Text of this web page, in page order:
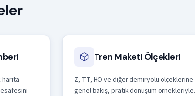
harita
Tren Maketi Ölçekleri
Z, TT, HO ve diğer demiryolu ölçeklerine
genel bakış, pratik dönüşüm örnekleriyle.